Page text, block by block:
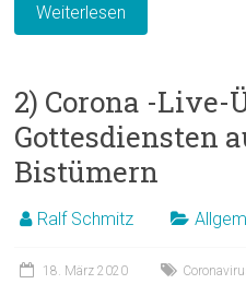
Weiterlesen
2) Corona -
Gottesdiensten
Bistümern
Ralf Schmitz
18. März 2020